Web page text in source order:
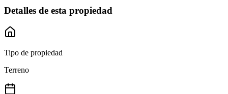
Detalles de esta propiedad
Tipo de propiedad
Terreno